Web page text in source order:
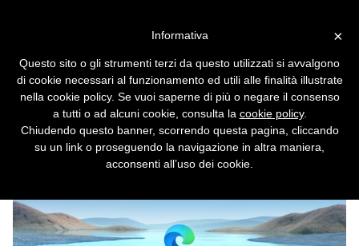
Firefox
Il browser di Microsoft ha superato il rivale di
Mozilla.
×
Informativa
Questo sito o gli strumenti terzi da questo utilizzati si avvalgono
di cookie necessari al funzionamento ed utili alle finalità illustrate
nella cookie policy. Se vuoi saperne di più o negare il consenso
a tutti o ad alcuni cookie, consulta la cookie policy.
Chiudendo questo banner, scorrendo questa pagina, cliccando
su un link o proseguendo la navigazione in altra maniera,
acconsenti all’uso dei cookie.